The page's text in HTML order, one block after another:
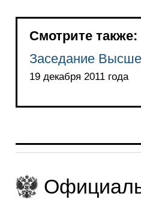
Смотрите также:
Заседание
19 декабря 2011 года